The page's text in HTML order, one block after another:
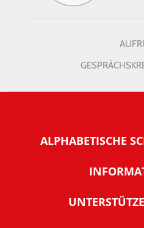
ALPHABETISCHE
Warum